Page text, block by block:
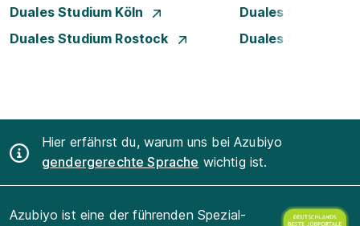
Duales Studium Köln
Duales Studium
Duales Studium Rostock
Duales Studium
Hier erfährst du, warum uns bei Azubiyo
gendergerechte Sprache wichtig ist.
Azubiyo ist eine der führenden Spezial-